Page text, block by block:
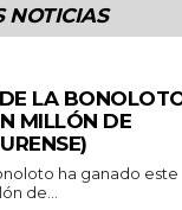
NOTICIAS
LA
MILLÓN DE
ha ganado este
de...